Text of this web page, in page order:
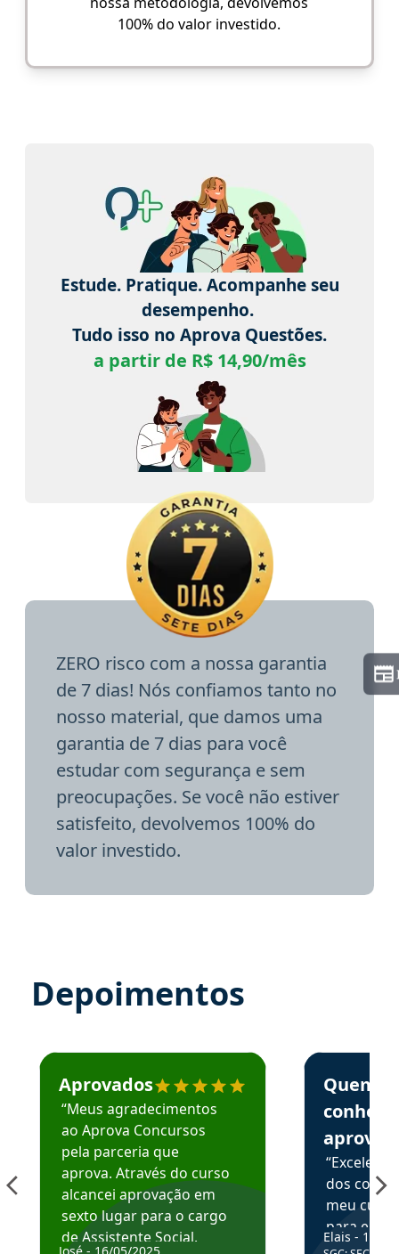
100% do valor investido.
Estude. Pratique. Acompanhe seu
desempenho.
Tudo isso no Aprova Questões.
a partir de R$ 14,90/mês
ZERO risco com a nossa garantia
de 7 dias! Nós confiamos tanto no
nosso material, que damos uma
garantia de 7 dias para você
estudar com segurança e sem
preocupações. Se você não estiver
satisfeito, devolvemos 100% do
valor investido.
Depoimentos
Estudante José recomenda o Aprova Concursos em
Aprovados
“Meus agradecimentos
ao Aprova Concursos
pela parceria que
aprova. Através do curso
alcancei aprovação em
sexto lugar para o cargo
de Assistente Social.
Estudante
Quem
aprova
dos
meu
para
colocar
Elais - 15/